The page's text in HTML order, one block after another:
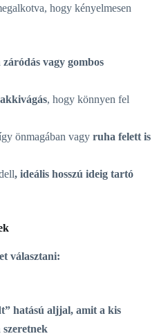
hogy kényelmesen
vagy gombos
, hogy könnyen fel
önmagában vagy ruha felett is
, ideális hosszú ideig tartó
választani:
hatású aljjal, amit a kis